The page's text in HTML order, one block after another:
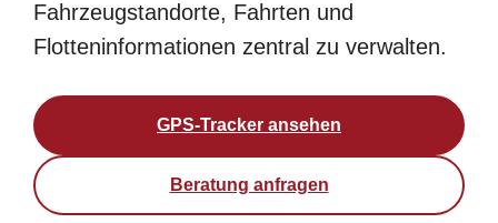
Fahrzeugstandorte, Fahrten und
Flotteninformationen zentral zu verwalten.
GPS-Tracker ansehen
Beratung anfragen